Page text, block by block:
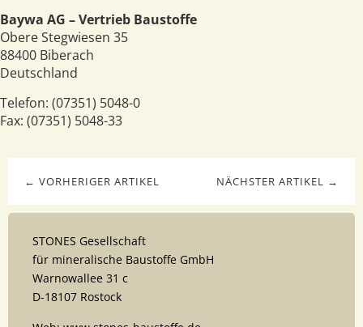
Baywa AG – Vertrieb Baustoffe
Obere Stegwiesen 35
88400 Biberach
Deutschland
Telefon: (07351) 5048-0
Fax: (07351) 5048-33
NÄCHSTER ARTIKEL →
← VORHERIGER ARTIKEL
STONES Gesellschaft
für mineralische Baustoffe GmbH
Warnowallee 31 c
D-18107 Rostock